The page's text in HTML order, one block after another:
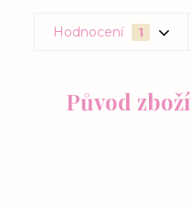
Hodnocení 1
Původ zboží